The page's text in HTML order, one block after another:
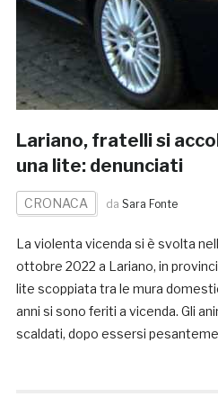
Lariano, fratelli si
una lite: denunciati
CRONACA da Sara Fonte
La violenta vicenda si è svolta
ottobre 2022 a Lariano, in
lite scoppiata tra le mura
anni si sono feriti a vicenda. Gli
scaldati, dopo essersi